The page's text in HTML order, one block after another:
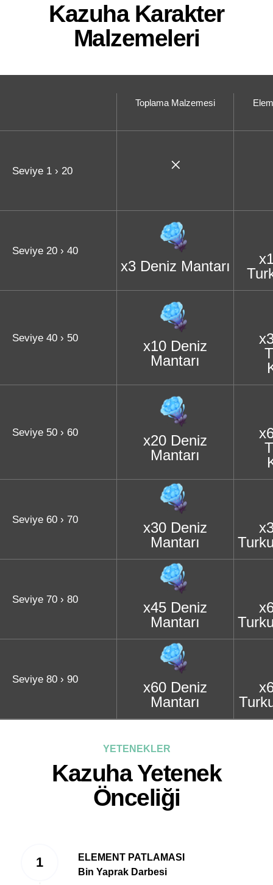
Kazuha Karakter
Malzemeleri
Toplama Malzemesi
Seviye 1 › 20
Seviye 20 › 40
x3 Deniz Mantarı
Seviye 40 › 50
x10 Deniz
Mantarı
Seviye 50 › 60
x20 Deniz
Mantarı
Seviye 60 › 70
x30 Deniz
Mantarı
Seviye 70 › 80
x45 Deniz
Mantarı
Seviye 80 › 90
x60 Deniz
Mantarı
YETENEKLER
Kazuha Yetenek
Önceliği
ELEMENT PATLAMASI
Bin Yaprak Darbesi